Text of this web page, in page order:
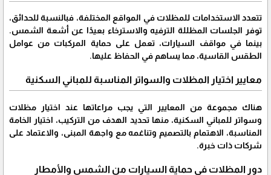
تتعدد الاستخدامات للمظلات في المواقع المختلفة، فبالنسبة للحدائق،
توفر الجلسات المظللة الترفيه والاسترخاء بعيدًا عن أشعة الشمس.
بينما في مواقف السيارات، تعمل على حماية المركبات من عوامل
الطقس القاسية، مما يساهم في الحفاظ عليها.
معايير اختيار المظلات والسواتر المناسبة للمباني السكنية
هناك مجموعة من المعايير التي يجب مراعاتها عند اختيار مظلات
وسواتر للمباني السكنية، منها تحديد الهدف من التركيب، اختيار الخامة
المناسبة، الاهتمام بالتصميم وتناغمه مع واجهة المبنى، والاعتماد على
شركات ذات خبرة.
دور المظلات في حماية السيارات من الشمس والأمطار